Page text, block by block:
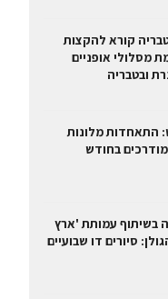
קורא להקצות
מסלולי אופניים
ובטבריה
התאחדות מלונות
בחודש
בשיתוף עמותת 'ארץ
סיורים דו שבועיים